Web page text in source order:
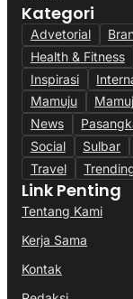
Kategori
Advetorial
Health & Fitness
Inspirasi
Mamuju
News
Social
Sulbar
Travel
Link Penting
Tentang Kami
Kerja Sama
Kontak